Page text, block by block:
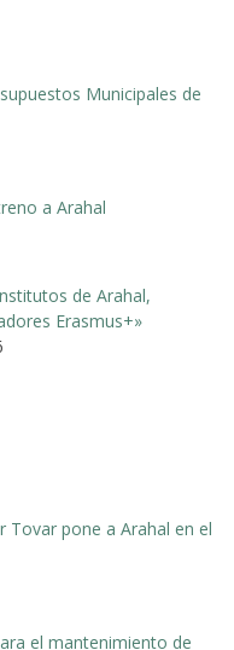
Municipales de
a Arahal
de Arahal,
Erasmus+»
Tovar pone a Arahal en el
el mantenimiento de